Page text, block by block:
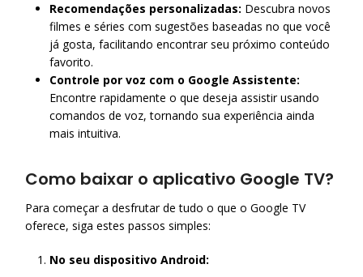
Recomendações personalizadas: Descubra novos
filmes e séries com sugestões baseadas no que você
já gosta, facilitando encontrar seu próximo conteúdo
favorito.
Controle por voz com o Google Assistente:
Encontre rapidamente o que deseja assistir usando
comandos de voz, tornando sua experiência ainda
mais intuitiva.
Como baixar o aplicativo Google TV?
Para começar a desfrutar de tudo o que o Google TV
oferece, siga estes passos simples:
No seu dispositivo Android: